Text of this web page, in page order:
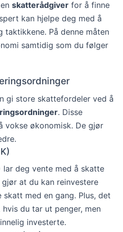
skatterådgiver for å finne
kan hjelpe deg med å
taktikkene. På denne måten
samtidig som du følger
gi store skattefordeler ved å
. Disse
vokse økonomisk. De gjør
lar deg vente med å skatte
at du kan reinvestere
med en gang. Plus, det
du tar ut penger, men
investerte.